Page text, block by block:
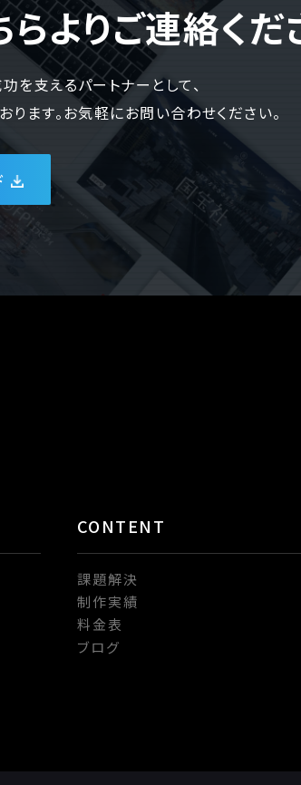
よりご連絡くだ
を支えるパートナーとして、
ます。お気軽にお問い合わせください。
CONTENT
課題解決
制作実績
料金表
ブログ